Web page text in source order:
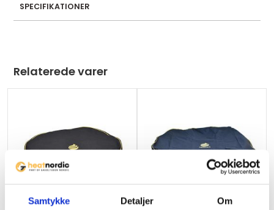
Samtykke Detaljer Om
d
s
SPECIFIKATIONER
Relaterede varer